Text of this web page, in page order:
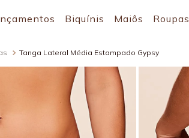
Biquínis Maiôs Roupas
Tanga Lateral Média Estampado Gypsy